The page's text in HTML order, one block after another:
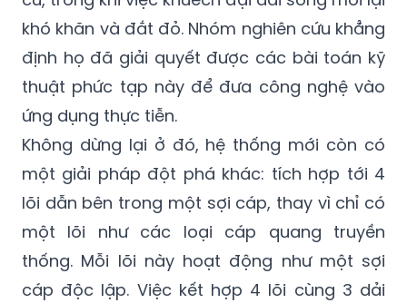
khó khăn và đắt đỏ. Nhóm nghiên cứu khẳng
định họ đã giải quyết được các bài toán kỹ
thuật phức tạp này để đưa công nghệ vào
ứng dụng thực tiễn.
Không dừng lại ở đó, hệ thống mới còn có
một giải pháp đột phá khác: tích hợp tới 4
lõi dẫn bên trong một sợi cáp, thay vì chỉ có
một lõi như các loại cáp quang truyền
thống. Mỗi lõi này hoạt động như một sợi
cáp độc lập. Việc kết hợp 4 lõi cùng 3 dải